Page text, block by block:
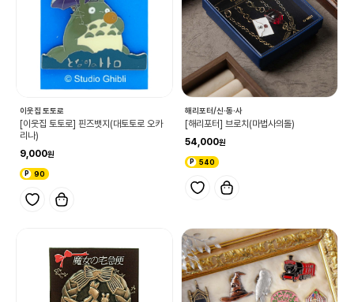
이웃집 토토로
[이웃집 토토로] 핀즈뱃지(대토토로 오카
리나)
9,000
90
해리포터/신·동·사
[해리포터] 브로치(마법사의돌)
54,000
540